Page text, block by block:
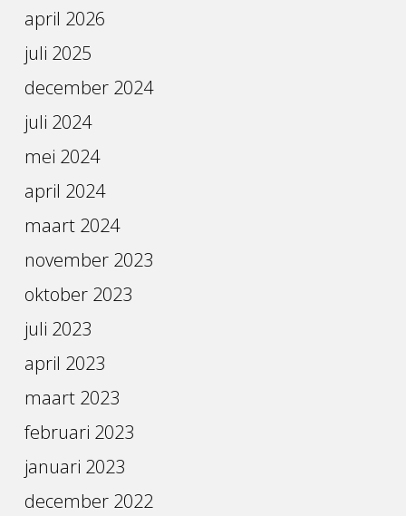
april 2026
juli 2025
december 2024
juli 2024
mei 2024
april 2024
maart 2024
november 2023
oktober 2023
juli 2023
april 2023
maart 2023
februari 2023
januari 2023
december 2022